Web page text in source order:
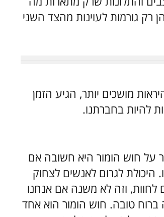
גורמות לעוינות מהצד השני
מושכים יותר, הגיע הזמן
להיות בחברתנו.
על חוש הומור היא חשובה אם
היכולת לגרום לאנשים לצחוק
לחוות, וזה לא משנה אם אנחנו
טובה. חוש הומור הוא אחד